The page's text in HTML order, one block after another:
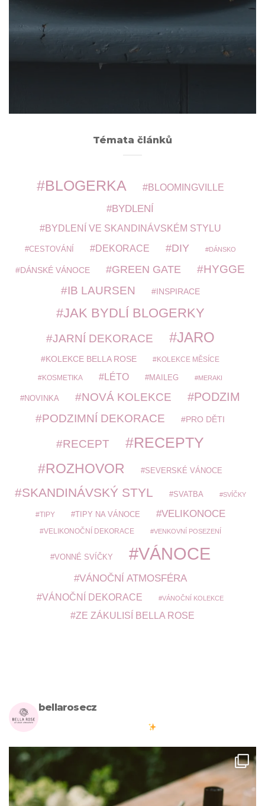
Archivy
Témata článků
BLOGERKA BLOOMINGVILLE
BYDLENÍ
BYDLENÍ VE SKANDINÁVSKÉM STYLU
CESTOVÁNÍ DEKORACE DIY DÁNSKO
DÁNSKÉ VÁNOCE GREEN GATE HYGGE
IB LAURSEN INSPIRACE
JAK BYDLÍ BLOGERKY
JARNÍ DEKORACE JARO
KOLEKCE BELLA ROSE KOLEKCE MĚSÍCE
KOSMETIKA LÉTO MAILEG MERAKI
NOVINKA NOVÁ KOLEKCE PODZIM
PODZIMNÍ DEKORACE PRO DĚTI
RECEPT RECEPTY
ROZHOVOR SEVERSKÉ VÁNOCE
SKANDINÁVSKÝ STYL SVATBA SVÍČKY
TIPY TIPY NA VÁNOCE VELIKONOCE
VELIKONOČNÍ DEKORACE VENKOVNÍ POSEZENÍ
VONNÉ SVÍČKY VÁNOCE
VÁNOČNÍ ATMOSFÉRA
VÁNOČNÍ DEKORACE VÁNOČNÍ KOLEKCE
ZE ZÁKULISÍ BELLA ROSE
bellarosecz